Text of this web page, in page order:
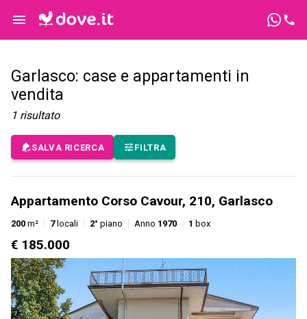
Garlasco: case e appartamenti in
vendita
1 risultato
SALVA RICERCA FILTRA
Appartamento Corso Cavour, 210, Garlasco
200 m² 7locali 2° piano Anno 1970 1 box
€ 185.000